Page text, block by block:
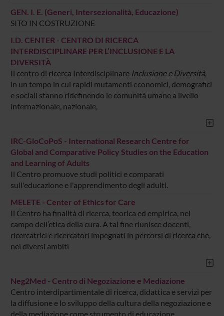
GEN. I. E. (Generi, Intersezionalità, Educazione)
SITO IN COSTRUZIONE
I.D. CENTER - CENTRO DI RICERCA
INTERDISCIPLINARE PER L’INCLUSIONE E LA
DIVERSITÀ
Il centro di ricerca Interdisciplinare Inclusione e Diversità,
in un tempo in cui rapidi mutamenti economici, demografici
e sociali stanno ridefinendo le comunità umane a livello
internazionale, nazionale,
IRC-GloCoPoS - International Research Centre for
Global and Comparative Policy Studies on the Education
and Learning of Adults
Il Centro promuove studi politici e comparati
sull'educazione e l'apprendimento degli adulti.
MELETE - Center of Ethics for Care
Il Centro ha finalità di ricerca, teorica ed empirica, nel
campo dell’etica della cura. A tal fine riunisce docenti,
ricercatrici e ricercatori impegnati in percorsi di ricerca che,
nei diversi ambiti
Neg2Med - Centro di Negoziazione e Mediazione
Centro interdipartimentale di ricerca, didattica e servizi per
la diffusione e lo sviluppo della cultura della negoziazione e
della mediazione come strumento di educazione,